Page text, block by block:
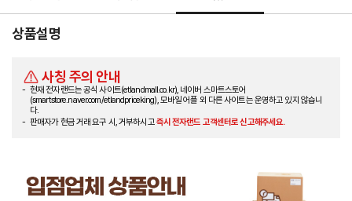
상품설명
사칭 주의 안내
현재 전자랜드는 공식 사이트(etlandmall.co.kr), 네이버 스마트스토어
(smartstore.naver.com/etlandpriceking), 모바일 어플 외 다른 사이트는 운영하고 있지 않습니
다.
판매자가 현금 거래 요구 시, 거부하시고즉시 전자랜드 고객센터로 신고해주세요.